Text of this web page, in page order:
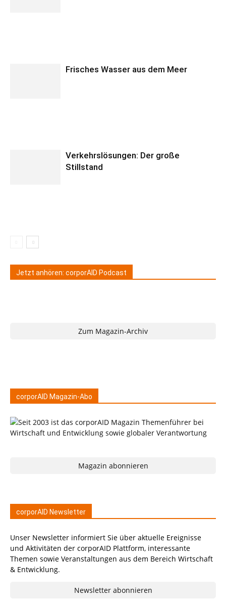
Frisches Wasser aus dem Meer
Verkehrslösungen: Der große
Stillstand
Jetzt anhören: corporAID Podcast
Zum Magazin-Archiv
corporAID Magazin-Abo
Magazin abonnieren
corporAID Newsletter
Unser Newsletter informiert Sie über aktuelle Ereignisse
und Aktivitäten der corporAID Plattform, interessante
Themen sowie Veranstaltungen aus dem Bereich Wirtschaft
& Entwicklung.
Newsletter abonnieren